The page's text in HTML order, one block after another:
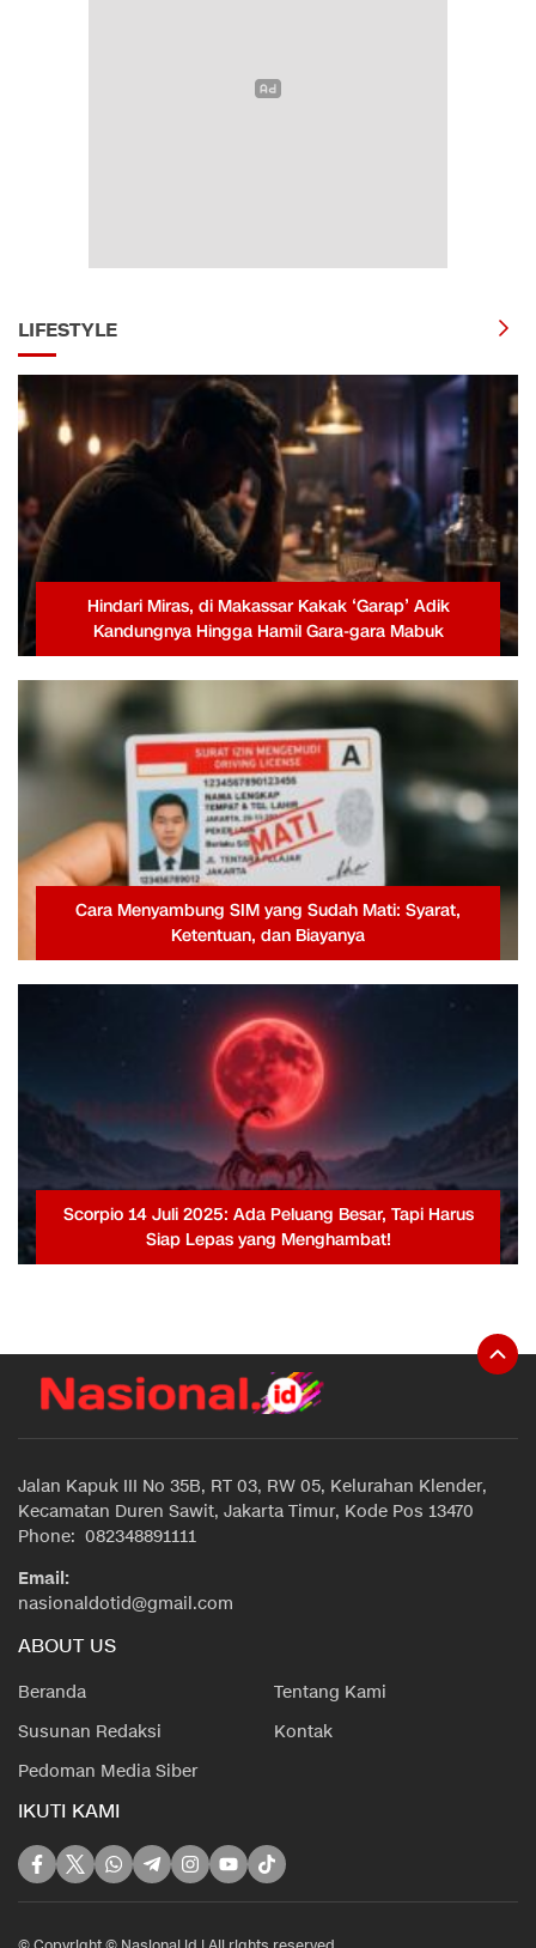
LIFESTYLE
Hindari Miras, di Makassar Kakak ‘Garap’ Adik
Kandungnya Hingga Hamil Gara-gara Mabuk
Cara Menyambung SIM yang Sudah Mati: Syarat,
Ketentuan, dan Biayanya
Scorpio 14 Juli 2025: Ada Peluang Besar, Tapi Harus
Siap Lepas yang Menghambat!
Jalan Kapuk III No 35B, RT 03, RW 05, Kelurahan Klender,
Kecamatan Duren Sawit, Jakarta Timur, Kode Pos 13470
Phone: 082348891111
Email:
nasionaldotid@gmail.com
ABOUT US
Beranda
Tentang Kami
Susunan Redaksi
Kontak
Pedoman Media Siber
IKUTI KAMI